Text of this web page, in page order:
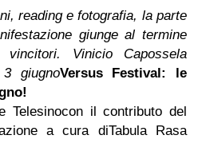
reading e fotografia, la parte
giunge al termine
Vinicio Capossela
giugnoVersus Festival: le
Telesinocon il contributo del
a cura diTabula Rasa